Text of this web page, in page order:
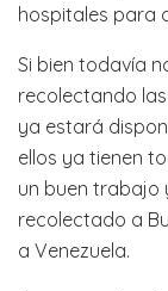
hospitales para
Si bien todavía
recolectando
ya estará
ellos ya tienen
un buen trabajo
recolectado a
a Venezuela.